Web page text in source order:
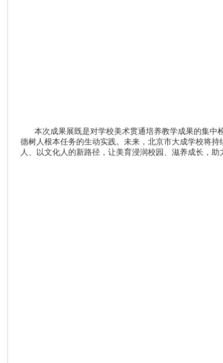
本次成果展既是对学校美术贯通培养教学成果的集中
德树人根本任务的生动实践。未来，北京市大成学校将
人、以文化人的新路径，让美育浸润校园、滋养成长，